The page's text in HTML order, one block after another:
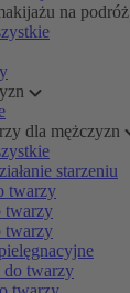
na podróż
dla mężczyzn
starzeniu
twarzy
twarzy
twarzy
do twarzy